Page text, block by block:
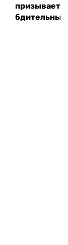
призывает